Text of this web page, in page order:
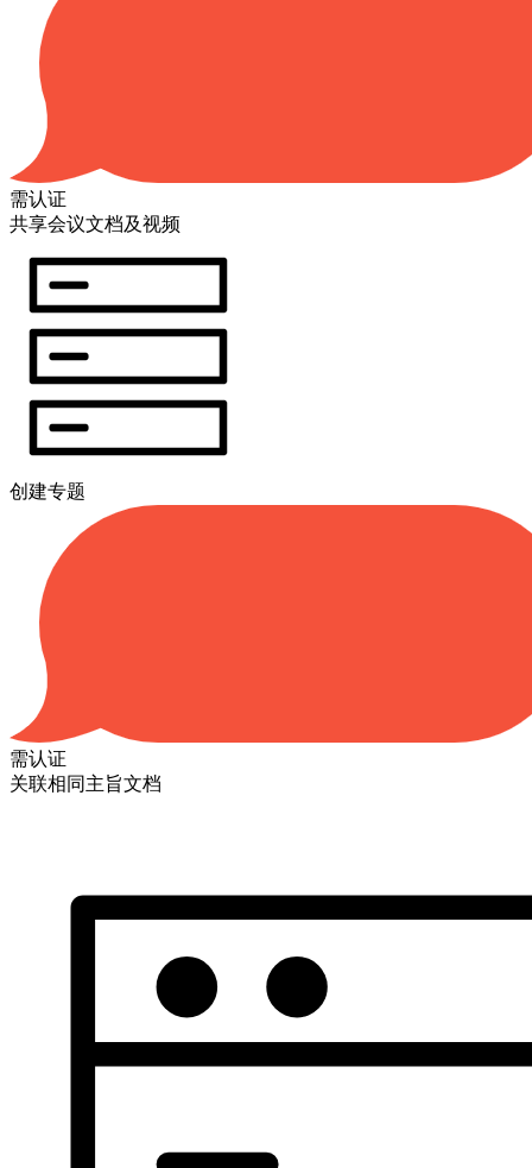
需认证
共享会议文档及视频
创建专题
需认证
关联相同主旨文档